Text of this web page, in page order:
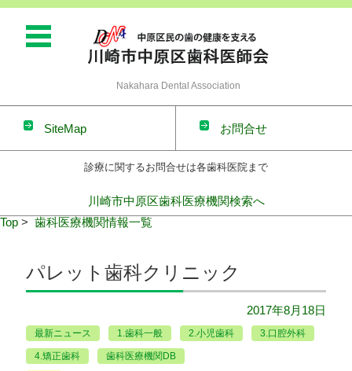
Nakahara Dental Association
SiteMap お問合せ
診療に関するお問合せは各歯科医院まで
川崎市中原区歯科医療機関検索へ
コンテンツに移動
Top > 歯科医療機関情報一覧
パレット歯科クリニック
2017年8月18日
最新ニュース 1.歯科一般 2.小児歯科 3.口腔外科
4.矯正歯科 歯科医療機関DB